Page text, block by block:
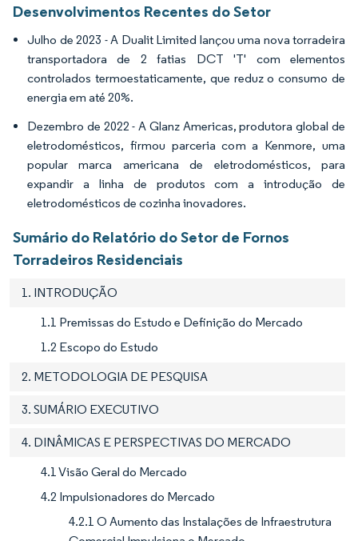
Desenvolvimentos Recentes do Setor
Julho de 2023 - A Dualit Limited lançou uma nova torradeira
transportadora de 2 fatias DCT 'T' com elementos
controlados termoestaticamente, que reduz o consumo de
energia em até 20%.
Dezembro de 2022 - A Glanz Americas, produtora global de
eletrodomésticos, firmou parceria com a Kenmore, uma
popular marca americana de eletrodomésticos, para
expandir a linha de produtos com a introdução de
eletrodomésticos de cozinha inovadores.
Sumário do Relatório do Setor de Fornos
Torradeiros Residenciais
1. INTRODUÇÃO
1.1 Premissas do Estudo e Definição do Mercado
1.2 Escopo do Estudo
2. METODOLOGIA DE PESQUISA
3. SUMÁRIO EXECUTIVO
4. DINÂMICAS E PERSPECTIVAS DO MERCADO
4.1 Visão Geral do Mercado
4.2 Impulsionadores do Mercado
4.2.1 O Aumento das Instalações de Infraestrutura